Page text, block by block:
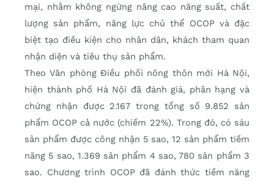
mại, nhằm không ngừng nâng cao năng suất, chất
lượng sản phẩm, năng lực chủ thể OCOP và đặc
biệt tạo điều kiện cho nhân dân, khách tham quan
nhận diện và tiêu thụ sản phẩm.
Theo Văn phòng Điều phối nông thôn mới Hà Nội,
hiện thành phố Hà Nội đã đánh giá, phân hạng và
chứng nhận được 2.167 trong tổng số 9.852 sản
phẩm OCOP cả nước (chiếm 22%). Trong đó, có sáu
sản phẩm được công nhận 5 sao, 12 sản phẩm tiềm
năng 5 sao, 1.369 sản phẩm 4 sao, 780 sản phẩm 3
sao. Chương trình OCOP đã đánh thức tiềm năng